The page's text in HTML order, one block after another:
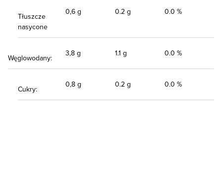
Tłuszcze
nasycone
0,6 g 0.2 g 0.0 %
Węglowodany:
3,8 g 1.1 g 0.0 %
Cukry:
0,8 g 0.2 g 0.0 %